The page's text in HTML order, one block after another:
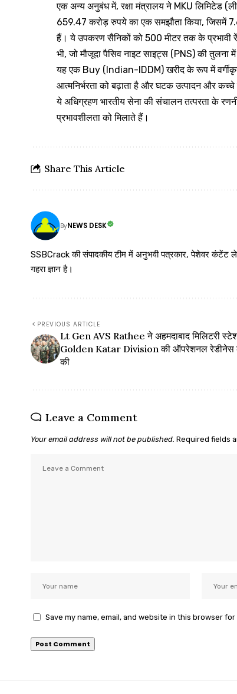
एक अन्य अनुबंध में, रक्षा मंत्रालय ने MKU
659.47 करोड़ रुपये का एक समझौता किया, जिसमें
हैं। ये उपकरण सैनिकों को 500 मीटर तक के प्रभावी
भी, जो मौजूदा पैसिव नाइट साइट्स (PNS) की तुलना
यह एक Buy (Indian-IDDM) खरीद के रूप में वर्गीकृत
आत्मनिर्भरता को बढ़ाता है और घटक उत्पादन और
ये अधिग्रहण भारतीय सेना की संचालन तत्परता के
प्रभावशीलता को मिलाते हैं।
Share This Article
ByNEWS DESK
SSBCrack की संपादकीय टीम में अनुभवी पत्रकार, पेशेवर कंटेंट
गहरा ज्ञान है।
PREVIOUS ARTICLE
Lt Gen AVS Rathee ने अहमदाबाद मिलिटरी
Golden Katar Division की ऑपरेशनल रेडीनेस
की
Leave a Comment
Your email address will not be published. Required fields
Save my name, email, and website in this browser